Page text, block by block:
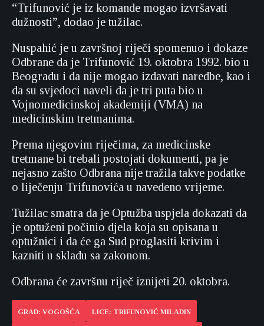
“Trifunović je iz komande mogao izvršavati
dužnosti”, dodao je tužilac.
Nuspahić je u završnoj riječi spomenuo i dokaze
Odbrane da je Trifunović 19. oktobra 1992. bio u
Beogradu i da nije mogao izdavati naredbe, kao i
da su svjedoci naveli da je tri puta bio u
Vojnomedicinskoj akademiji (VMA) na
medicinskim tretmanima.
Prema njegovim riječima, za medicinske
tretmane bi trebali postojati dokumenti, pa je
nejasno zašto Odbrana nije tražila takve podatke
o liječenju Trifunovića u navedeno vrijeme.
Tužilac smatra da je Optužba uspjela dokazati da
je optuženi počinio djela koja su opisana u
optužnici i da će ga Sud proglasiti krivim i
kazniti u skladu sa zakonom.
Odbrana će završnu riječ iznijeti 20. oktobra.
GRAD: VOGOŠĆA LICE: TRIFUNOVIĆ MILADIN